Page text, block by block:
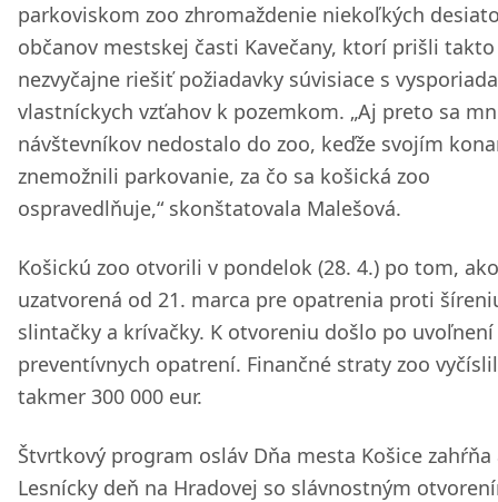
parkoviskom zoo zhromaždenie niekoľkých
občanov mestskej časti Kavečany, ktorí prišli takto
nezvyčajne riešiť požiadavky súvisiace s
vlastníckych vzťahov k pozemkom. „Aj preto sa
návštevníkov nedostalo do zoo, keďže svojím
znemožnili parkovanie, za čo sa košická zoo
ospravedlňuje,“ skonštatovala Malešová.
Košickú zoo otvorili v pondelok (28. 4.) po tom,
uzatvorená od 21. marca pre opatrenia proti
slintačky a krívačky. K otvoreniu došlo po uvoľnení
preventívnych opatrení. Finančné straty zoo
takmer 300 000 eur.
Štvrtkový program osláv Dňa mesta Košice zahŕňa
Lesnícky deň na Hradovej so slávnostným